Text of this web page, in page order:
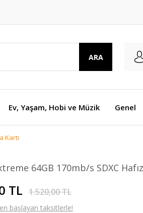
ARA
Ev, Yaşam, Hobi ve Müzik Genel
Kartı
64GB 170mb/s SDXC
TL 1.520,00 TL
başlayan taksitlerle!